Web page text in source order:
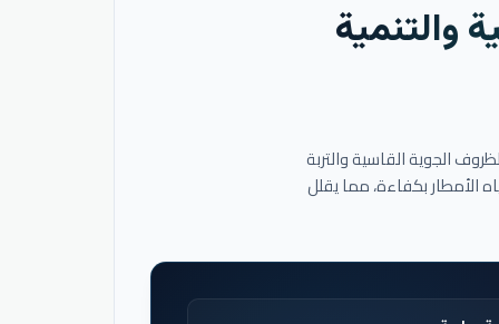
والتنمية
الجوية القاسية والتربة
الأمطار بكفاءة، مما يقلل